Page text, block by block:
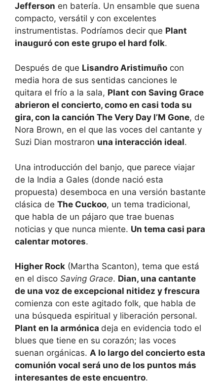
Jefferson en batería. Un ensamble que suena
compacto, versátil y con excelentes
instrumentistas. Podríamos decir que Plant
inauguró con este grupo el hard folk.
Después de que Lisandro Aristimuño con
media hora de sus sentidas canciones le
quitara el frío a la sala, Plant con Saving Grace
abrieron el concierto, como en casi toda su
gira, con la canción The Very Day I’M Gone, de
Nora Brown, en el que las voces del cantante y
Suzi Dian mostraron una interacción ideal.
Una introducción del banjo, que parece viajar
de la India a Gales (donde nació esta
propuesta) desemboca en una versión bastante
clásica de The Cuckoo, un tema tradicional,
que habla de un pájaro que trae buenas
noticias y que nunca miente. Un tema casi para
calentar motores.
Higher Rock (Martha Scanton), tema que está
en el disco Saving Grace. Dian, una cantante
de una voz de excepcional nitidez y frescura
comienza con este agitado folk, que habla de
una búsqueda espiritual y liberación personal.
Plant en la armónica deja en evidencia todo el
blues que tiene en su corazón; las voces
suenan orgánicas. A lo largo del concierto esta
comunión vocal será uno de los puntos más
interesantes de este encuentro.